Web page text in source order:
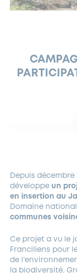
EAU POTABLE
INFORMATIONS
SUBVENTIONS
PANNEAUX
GRÖBENZELL
ÉCONOMIES
DEMANDE
GESTION DU
Depuis décembre
développe un
en insertion au
Domaine
communes
Ce projet a vu le
Franciliens pour
de
la biodiversité.